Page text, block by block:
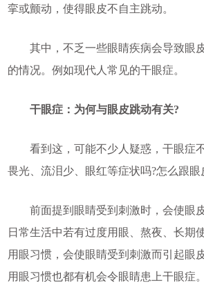
挛或颤动，使得眼皮不自主跳动。
其中，不乏一些眼睛疾病会导致眼
的情况。例如现代人常见的干眼症。
干眼症：为何与眼皮跳动有关?
看到这，可能不少人疑惑，干眼症不
畏光、流泪少、眼红等症状吗?怎么跟眼
前面提到眼睛受到刺激时，会使眼
日常生活中若有过度用眼、熬夜、长期
用眼习惯，会使眼睛受到刺激而引起眼
用眼习惯也都有机会令眼睛患上干眼症。